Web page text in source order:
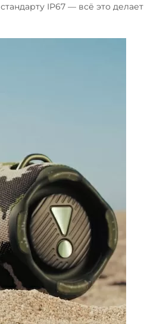
IP67 — всё это делает